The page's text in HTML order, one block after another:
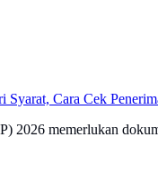
Syarat, Cara Cek
2026 memerlukan